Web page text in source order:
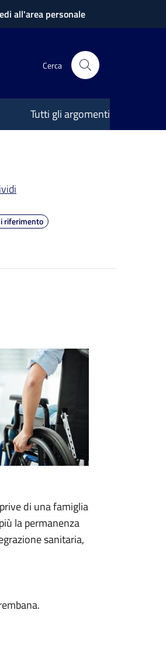
all'area personale
Cerca
Tutti gli argomenti
riferimento
di una famiglia
la permanenza
sanitaria,